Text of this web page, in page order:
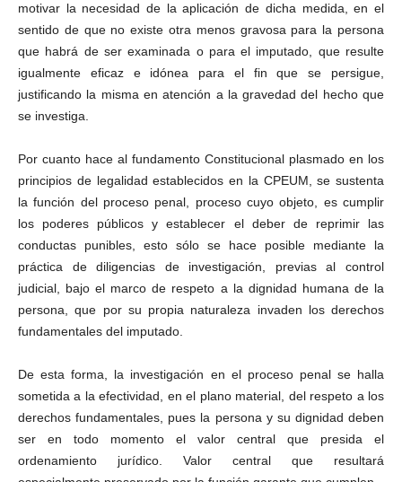
motivar la necesidad de la aplicación de dicha medida, en el
sentido de que no existe otra menos gravosa para la persona
que habrá de ser examinada o para el imputado, que resulte
igualmente eficaz e idónea para el fin que se persigue,
justificando la misma en atención a la gravedad del hecho que
se investiga.
Por cuanto hace al fundamento Constitucional plasmado en los
principios de legalidad establecidos en la CPEUM, se sustenta
la función del proceso penal, proceso cuyo objeto, es cumplir
los poderes públicos y establecer el deber de reprimir las
conductas punibles, esto sólo se hace posible mediante la
práctica de diligencias de investigación, previas al control
judicial, bajo el marco de respeto a la dignidad humana de la
persona, que por su propia naturaleza invaden los derechos
fundamentales del imputado.
De esta forma, la investigación en el proceso penal se halla
sometida a la efectividad, en el plano material, del respeto a los
derechos fundamentales, pues la persona y su dignidad deben
ser en todo momento el valor central que presida el
ordenamiento jurídico. Valor central que resultará